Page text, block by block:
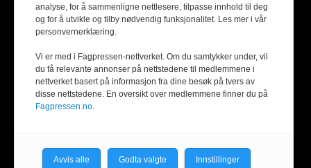
analyse, for å sammenligne nettlesere, tilpasse innhold til deg
og for å utvikle og tilby nødvendig funksjonalitet. Les mer i vår
personvernerklæring.
Vi er med i Fagpressen-nettverket. Om du samtykker under, vil
du få relevante annonser på nettstedene til medlemmene i
nettverket basert på informasjon fra dine besøk på tvers av
disse nettstedene. En oversikt over medlemmene finner du på
Fagpressen.no.
Avvis alle Godta valgte Innstillinger